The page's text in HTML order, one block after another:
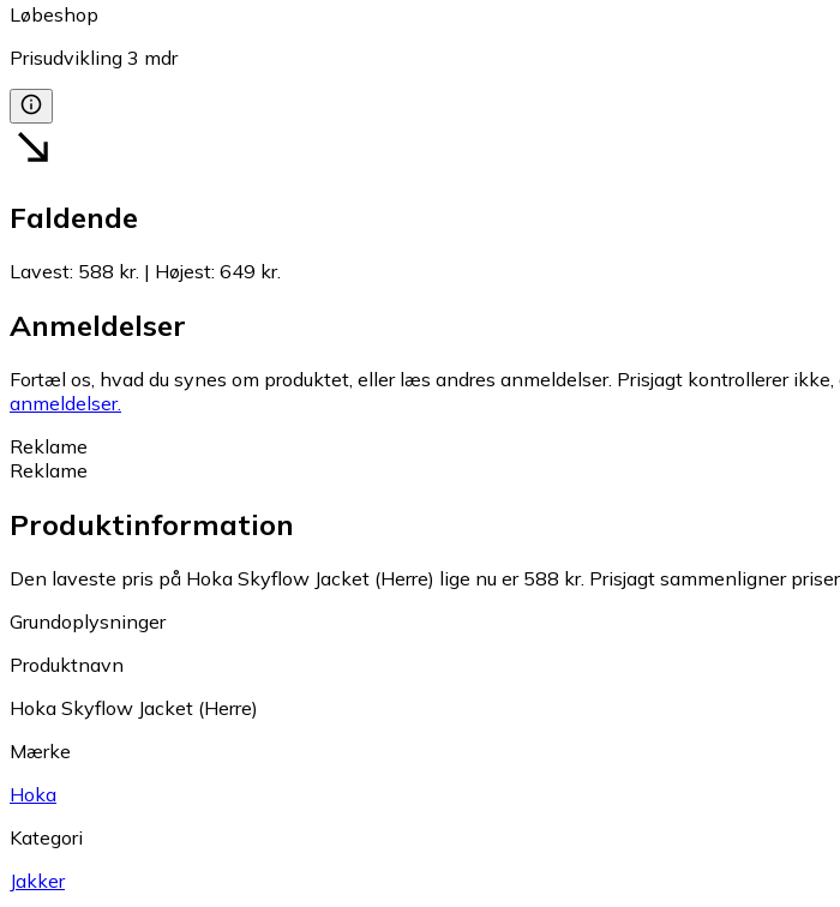
Løbeshop
Prisudvikling 3 mdr
Faldende
Lavest: 588 kr. | Højest: 649 kr.
Anmeldelser
Fortæl os, hvad du synes om produktet, eller læs andres anmeldelser. Prisjagt kontrollerer
anmeldelser.
Reklame
Reklame
Produktinformation
Den laveste pris på Hoka Skyflow Jacket (Herre) lige nu er 588 kr. Prisjagt sammenligner
Grundoplysninger
Produktnavn
Hoka Skyflow Jacket (Herre)
Mærke
Hoka
Kategori
Jakker